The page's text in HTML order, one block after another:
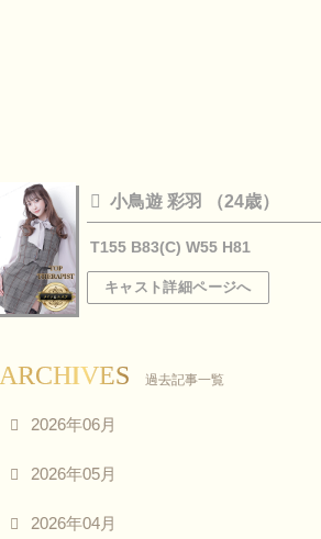
小鳥遊 彩羽 （24歳）
T155 B83(C) W55 H81
キャスト詳細ページへ
ARCHIVES 過去記事一覧
2026年06月
2026年05月
2026年04月